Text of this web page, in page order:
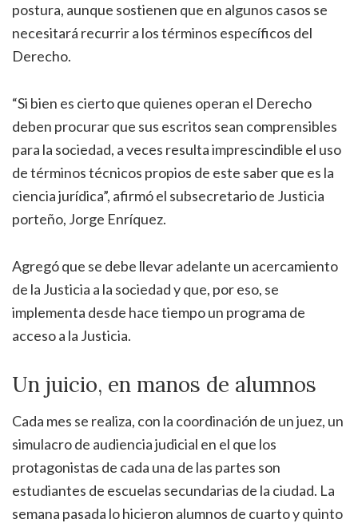
postura, aunque sostienen que en algunos casos se
necesitará recurrir a los términos específicos del
Derecho.
“Si bien es cierto que quienes operan el Derecho
deben procurar que sus escritos sean comprensibles
para la sociedad, a veces resulta imprescindible el uso
de términos técnicos propios de este saber que es la
ciencia jurídica”, afirmó el subsecretario de Justicia
porteño, Jorge Enríquez.
Agregó que se debe llevar adelante un acercamiento
de la Justicia a la sociedad y que, por eso, se
implementa desde hace tiempo un programa de
acceso a la Justicia.
Un juicio, en manos de alumnos
Cada mes se realiza, con la coordinación de un juez, un
simulacro de audiencia judicial en el que los
protagonistas de cada una de las partes son
estudiantes de escuelas secundarias de la ciudad. La
semana pasada lo hicieron alumnos de cuarto y quinto